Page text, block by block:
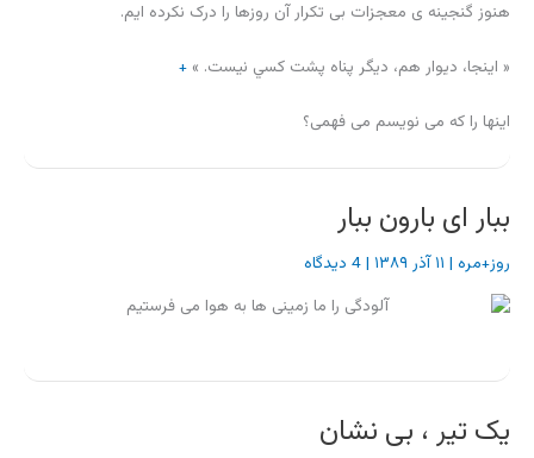
هنوز گنجینه ی معجزات بی تکرار آن روزها را درک نکرده ایم.
« اينجا، ديوار هم، ديگر پناه پشت كسي نيست. » +
اینها را که می نویسم می فهمی؟
ببار ای بارون ببار
روز+مره | ۱۱ آذر ۱۳۸۹ |4 دیدگاه
یک تیر ، بی نشان